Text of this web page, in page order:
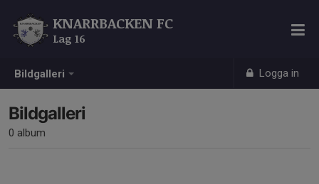
Bildgalleri Logga in
KNARRBACKEN FC
Lag 16
Bildgalleri
0 album